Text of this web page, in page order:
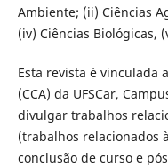
Ambiente; (ii) Ciências
(iv) Ciências Biológicas,
Esta revista é vinculada
(CCA) da UFSCar,
divulgar trabalhos
(trabalhos relacionados
conclusão de curso e